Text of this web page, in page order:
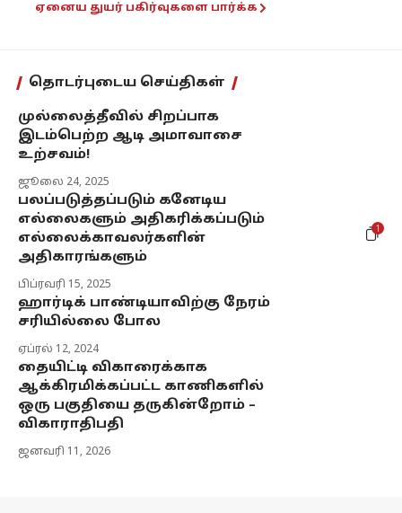
ஏனைய துயர் பகிர்வுகளை பார்க்க
தொடர்புடைய செய்திகள்
முல்லைத்தீவில் சிறப்பாக
இடம்பெற்ற ஆடி அமாவாசை
உற்சவம்!
ஜூலை 24, 2025
1
பலப்படுத்தப்படும் கனேடிய
எல்லைகளும் அதிகரிக்கப்படும்
எல்லைக்காவலர்களின்
அதிகாரங்களும்
பிப்ரவரி 15, 2025
ஹார்டிக் பாண்டியாவிற்கு நேரம்
சரியில்லை போல
ஏப்ரல் 12, 2024
தையிட்டி விகாரைக்காக
ஆக்கிரமிக்கப்பட்ட காணிகளில்
ஒரு பகுதியை தருகின்றோம் –
விகாராதிபதி
ஜனவரி 11, 2026